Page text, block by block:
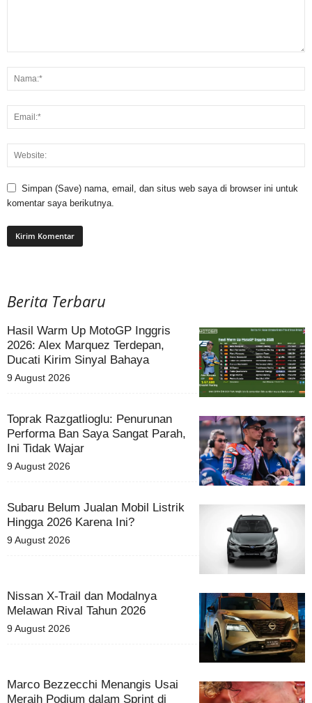
Simpan (Save) nama, email, dan situs web saya di browser ini untuk
komentar saya berikutnya.
Berita Terbaru
Hasil Warm Up MotoGP Inggris
2026: Alex Marquez Terdepan,
Ducati Kirim Sinyal Bahaya
9 August 2026
Toprak Razgatlioglu: Penurunan
Performa Ban Saya Sangat Parah,
Ini Tidak Wajar
9 August 2026
Subaru Belum Jualan Mobil Listrik
Hingga 2026 Karena Ini?
9 August 2026
Nissan X-Trail dan Modalnya
Melawan Rival Tahun 2026
9 August 2026
Marco Bezzecchi Menangis Usai
Meraih Podium dalam Sprint di